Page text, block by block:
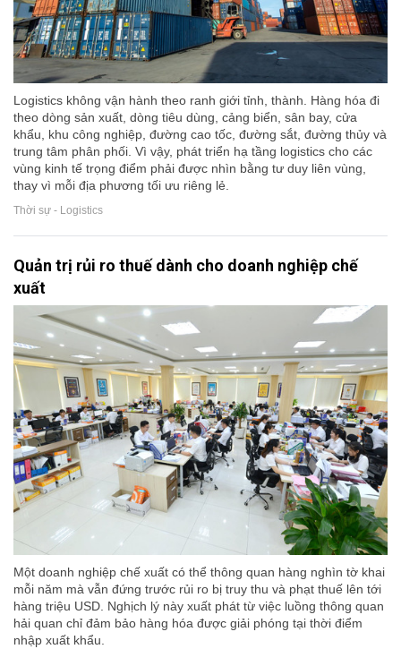
Logistics không vận hành theo ranh giới tỉnh, thành. Hàng hóa đi
theo dòng sản xuất, dòng tiêu dùng, cảng biển, sân bay, cửa
khẩu, khu công nghiệp, đường cao tốc, đường sắt, đường thủy và
trung tâm phân phối. Vì vậy, phát triển hạ tầng logistics cho các
vùng kinh tế trọng điểm phải được nhìn bằng tư duy liên vùng,
thay vì mỗi địa phương tối ưu riêng lẻ.
Thời sự - Logistics
Quản trị rủi ro thuế dành cho doanh nghiệp chế
xuất
Một doanh nghiệp chế xuất có thể thông quan hàng nghìn tờ khai
mỗi năm mà vẫn đứng trước rủi ro bị truy thu và phạt thuế lên tới
hàng triệu USD. Nghịch lý này xuất phát từ việc luồng thông quan
hải quan chỉ đảm bảo hàng hóa được giải phóng tại thời điểm
nhập xuất khẩu.